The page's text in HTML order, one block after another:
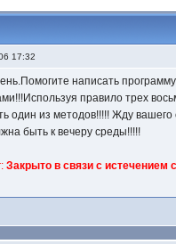
17:32
написать
правило трех
один из методов!!!!! Жду
быть к вечеру среды!!!!!
Закрыто в связи с истечением